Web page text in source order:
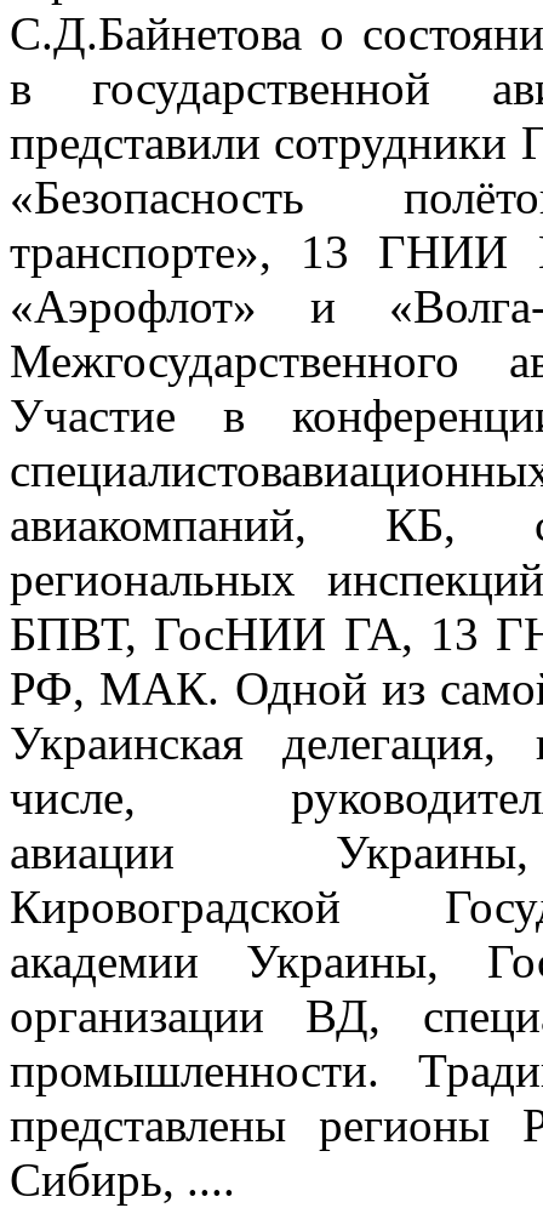
С.Д.Байнетова о
в государственной
представили сотрудники
«Безопасность
транспорте», 13
«Аэрофлот» и
Межгосударственного
Участие в
авиакомпаний, КБ,
региональных
БПВТ, ГосНИИ ГА, 13
РФ, МАК. Одной из
Украинская
числе,
авиации Украины,
Кировоградской
академии Украины,
организации ВД,
промышленности.
представлены
Сибирь, ....